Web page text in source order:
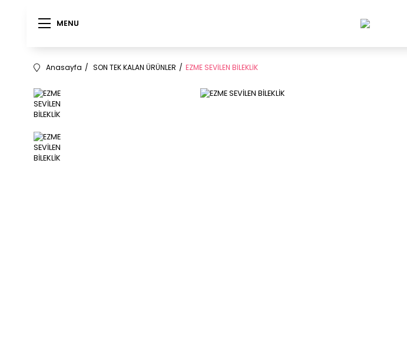
MENU
MENU
Anasayfa SON TEK KALAN ÜRÜNLER EZME SEVİLEN BİLEKLİK